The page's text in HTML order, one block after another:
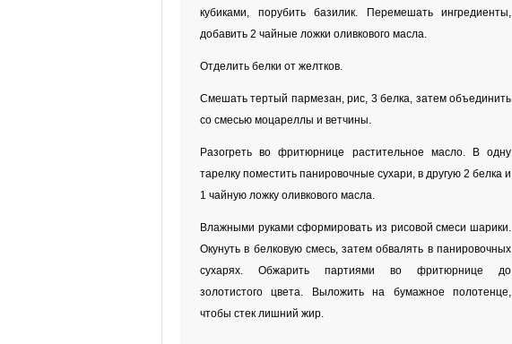
кубиками, порубить базилик. Перемешать ингредиенты,
добавить 2 чайные ложки оливкового масла.
Отделить белки от желтков.
Смешать тертый пармезан, рис, 3 белка, затем объединить
со смесью моцареллы и ветчины.
Разогреть во фритюрнице растительное масло. В одну
тарелку поместить панировочные сухари, в другую 2 белка и
1 чайную ложку оливкового масла.
Влажными руками сформировать из рисовой смеси шарики.
Окунуть в белковую смесь, затем обвалять в панировочных
сухарях. Обжарить партиями во фритюрнице до
золотистого цвета. Выложить на бумажное полотенце,
чтобы стек лишний жир.